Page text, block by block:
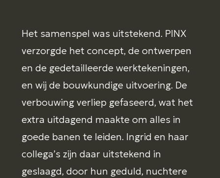
Het samenspel was uitstekend. PINX
verzorgde het concept, de ontwerpen
en de gedetailleerde werktekeningen,
en wij de bouwkundige uitvoering. De
verbouwing verliep gefaseerd, wat het
extra uitdagend maakte om alles in
goede banen te leiden. Ingrid en haar
collega’s zijn daar uitstekend in
geslaagd, door hun geduld, nuchtere